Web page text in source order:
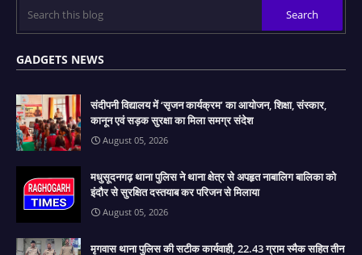
GADGETS NEWS
संदीपनी विद्यालय में ‘सृजन कार्यक्रम’ का आयोजन, शिक्षा, संस्कार,
कानून एवं सड़क सुरक्षा का मिला समग्र संदेश
August 05, 2026
मधुसूदनगढ़ थाना पुलिस ने थाना क्षेत्र से अपहृत नाबालिग बालिका को
इंदौर से सुरक्षित दस्तयाब कर परिजन से मिलाया
August 05, 2026
मृगवास थाना पुलिस की सटीक कार्यवाही, 22.43 ग्राम स्मैक सहित तीन